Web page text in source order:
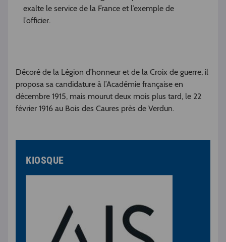
exalte le service de la France et l’exemple de
l’officier.
Décoré de la Légion d’honneur et de la Croix de guerre, il
proposa sa candidature à l’Académie française en
décembre 1915, mais mourut deux mois plus tard, le 22
février 1916 au Bois des Caures près de Verdun.
KIOSQUE